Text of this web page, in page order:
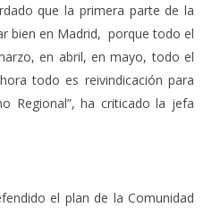
AHORA
Ayuso, denuncia que
Comunidad Madrid
contra ella y su
que la primera parte de la
bien en Madrid, porque todo el
en abril, en mayo, todo el
todo es reivindicación para
Regional”, ha criticado la jefa
el plan de la Comunidad